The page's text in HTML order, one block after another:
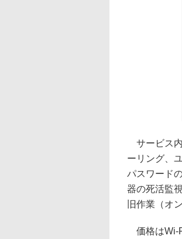
サービス内
ーリング、
パスワード
器の死活監
旧作業（オ
価格はWi-